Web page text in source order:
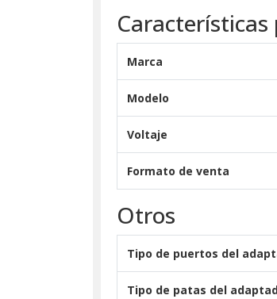
Marca
Modelo
Voltaje
Formato de venta
Otros
Tipo de puertos del
Tipo de patas del